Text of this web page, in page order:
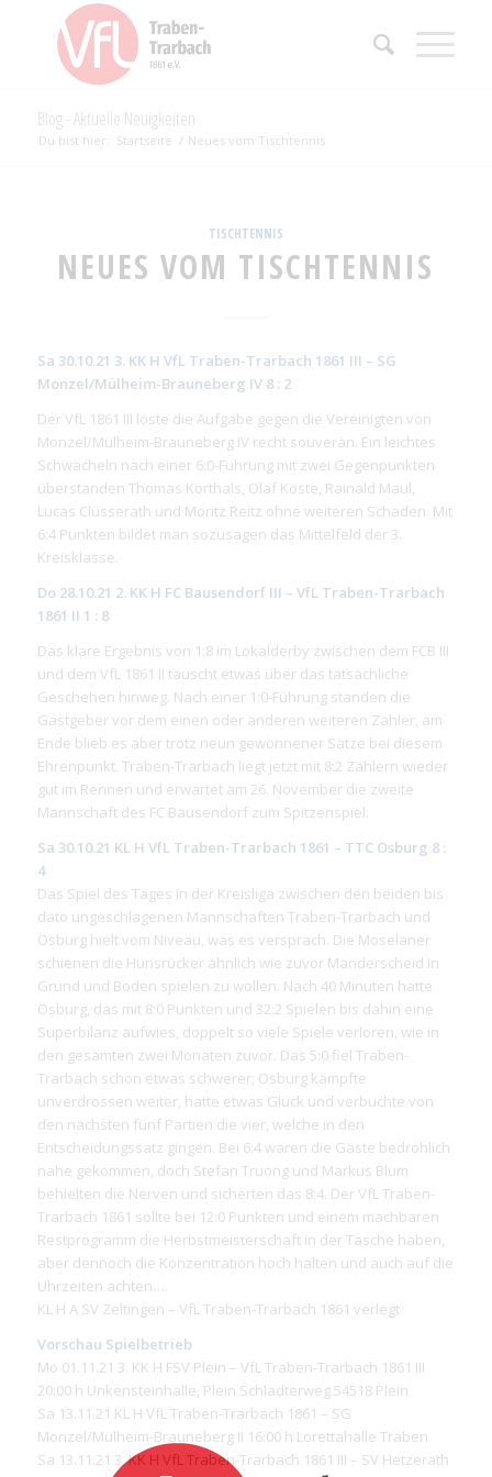
Blog - Aktuelle Neuigkeiten
Du bist hier: Startseite / Neues vom Tischtennis
TISCHTENNIS
NEUES VOM TISCHTENNIS
Sa 30.10.21 3. KK H VfL Traben-Trarbach 1861 III – SG
Monzel/Mülheim-Brauneberg IV 8 : 2
Der VfL 1861 III löste die Aufgabe gegen die Vereinigten von
Monzel/Mülheim-Brauneberg IV recht souverän. Ein leichtes
Schwächeln nach einer 6:0-Führung mit zwei Gegenpunkten
überstanden Thomas Korthals, Olaf Koste, Rainald Maul,
Lucas Clüsserath und Moritz Reitz ohne weiteren Schaden. Mit
6:4 Punkten bildet man sozusagen das Mittelfeld der 3.
Kreisklasse.
Do 28.10.21 2. KK H FC Bausendorf III – VfL Traben-Trarbach
1861 II 1 : 8
Das klare Ergebnis von 1:8 im Lokalderby zwischen dem FCB III
und dem VfL 1861 II täuscht etwas über das tatsächliche
Geschehen hinweg. Nach einer 1:0-Führung standen die
Gastgeber vor dem einen oder anderen weiteren Zähler, am
Ende blieb es aber trotz neun gewonnener Sätze bei diesem
Ehrenpunkt. Traben-Trarbach liegt jetzt mit 8:2 Zählern wieder
gut im Rennen und erwartet am 26. November die zweite
Mannschaft des FC Bausendorf zum Spitzenspiel.
Sa 30.10.21 KL H VfL Traben-Trarbach 1861 – TTC Osburg 8 :
4
Das Spiel des Tages in der Kreisliga zwischen den beiden bis
dato ungeschlagenen Mannschaften Traben-Trarbach und
Osburg hielt vom Niveau, was es versprach. Die Moselaner
schienen die Hunsrücker ähnlich wie zuvor Manderscheid in
Grund und Boden spielen zu wollen. Nach 40 Minuten hatte
Osburg, das mit 8:0 Punkten und 32:2 Spielen bis dahin eine
Superbilanz aufwies, doppelt so viele Spiele verloren, wie in
den gesamten zwei Monaten zuvor. Das 5:0 fiel Traben-
Trarbach schon etwas schwerer; Osburg kämpfte
unverdrossen weiter, hatte etwas Glück und verbuchte von
den nächsten fünf Partien die vier, welche in den
Entscheidungssatz gingen. Bei 6:4 waren die Gäste bedrohlich
nahe gekommen, doch Stefan Truong und Markus Blum
behielten die Nerven und sicherten das 8:4. Der VfL Traben-
Trarbach 1861 sollte bei 12:0 Punkten und einem machbaren
Restprogramm die Herbstmeisterschaft in der Tasche haben,
aber dennoch die Konzentration hoch halten und auch auf die
Uhrzeiten achten….
KL H A SV Zeltingen – VfL Traben-Trarbach 1861 verlegt
Vorschau Spielbetrieb
Mo 01.11.21 3. KK H FSV Plein – VfL Traben-Trarbach 1861 III
20:00 h Unkensteinhalle, Plein Schladterweg 54518 Plein
Sa 13.11.21 KL H VfL Traben-Trarbach 1861 – SG
Monzel/Mülheim-Brauneberg II 16:00 h Lorettahalle Traben
Sa 13.11.21 3. KK H VfL Traben-Trarbach 1861 III – SV Hetzerath